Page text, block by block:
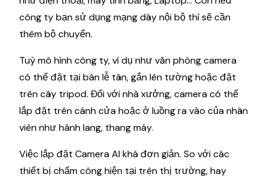
công ty bạn sử dụng mạng dây nội bộ thì sẽ cần
thêm bộ chuyển.
Tuỳ mô hình công ty, ví dụ như văn phòng camera
có thể đặt tại bàn lễ tân, gắn lên tường hoặc đặt
trên cây tripod. Đối với nhà xưởng, camera có thể
lắp đặt trên cánh cửa hoặc ở luồng ra vào của nhân
viên như hành lang, thang máy.
Việc lắp đặt Camera AI khá đơn giản. So với các
thiết bị chấm công hiện tại trên thị trường, hay